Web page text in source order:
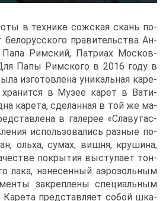
в тех­ни­ке сож­ская скань по­
бе­ло­рус­ско­го пра­ви­тель­ства Ан­
Па­па Рим­ский, Пат­ри­ах Мос­ков­
Па­пы Рим­ско­го в 2016 го­ду в
из­го­тов­ле­на уни­каль­ная ка­ре­
хра­нит­ся в Му­зее ка­рет в Ва­ти­
ка­ре­та, сде­лан­ная в той же ма­
в га­ле­рее «Сла­ву­тас­
ис­поль­зо­ва­лись раз­ные по­
оль­ха, су­мах, виш­ня, кру­ши­на,
по­кры­тия вы­сту­па­ет тон­
ла­ка, на­не­сен­ный аэро­золь­ным
за­креп­ле­ны спе­ци­аль­ным
пред­став­ля­ет со­бой шка­